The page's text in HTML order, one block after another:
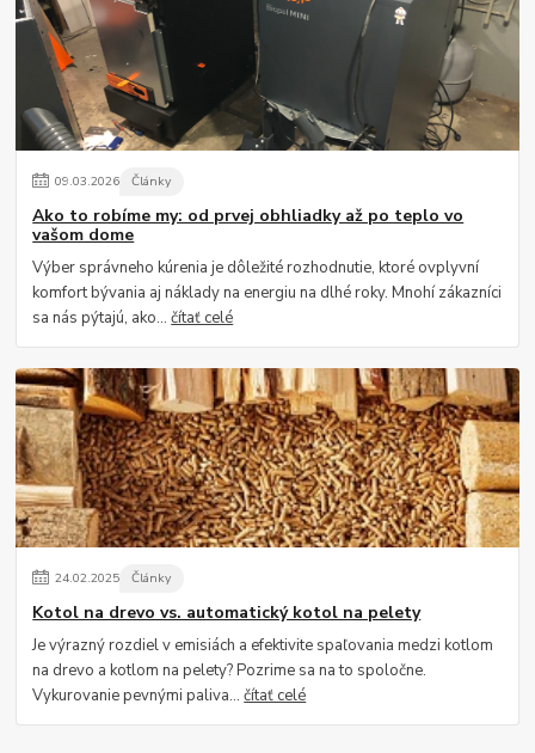
09.03.2026 Články
Ako to robíme my: od prvej obhliadky až po teplo vo
vašom dome
Výber správneho kúrenia je dôležité rozhodnutie, ktoré ovplyvní
komfort bývania aj náklady na energiu na dlhé roky. Mnohí zákazníci
sa nás pýtajú, ako...čítať celé
24.02.2025 Články
Kotol na drevo vs. automatický kotol na pelety
Je výrazný rozdiel v emisiách a efektivite spaľovania medzi kotlom
na drevo a kotlom na pelety? Pozrime sa na to spoločne.
Vykurovanie pevnými paliva...čítať celé